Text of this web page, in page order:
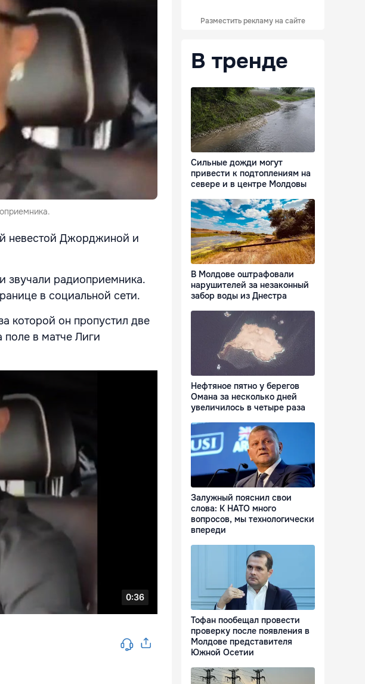
невестой Джорджиной и
звучали радиоприемника.
в социальной сети.
которой он пропустил две
в матче Лиги
Разместить рекламу на сайте
В тренде
Сильные дожди могут
привести к подтоплениям на
севере и в центре Молдовы
В Молдове оштрафовали
нарушителей за незаконный
забор воды из Днестра
Нефтяное пятно у берегов
Омана за несколько дней
увеличилось в четыре раза
Залужный пояснил свои
слова: К НАТО много
вопросов, мы технологически
впереди
Тофан пообещал провести
проверку после появления в
Молдове представителя
Южной Осетии